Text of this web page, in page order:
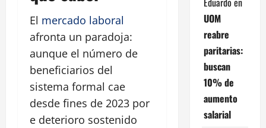
El mercado laboral
afronta un paradoja:
aunque el número de
beneficiarios del
sistema formal cae
desde fines de 2023 por
e deterioro sostenido
UOM
reabre
paritarias:
buscan
10% de
aumento
salarial